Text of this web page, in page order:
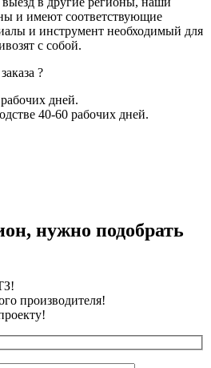
и имеют соответствующие
и инструмент необходимый для
с собой.
?
дней.
40-60 рабочих дней.
нужно подобрать
производителя!